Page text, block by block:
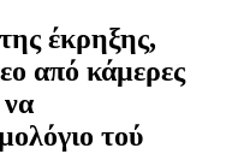
έκρηξης,
από κάμερες
τού